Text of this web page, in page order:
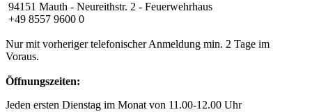
94151 Mauth - Neureithstr. 2 - Feuerwehrhaus
+49 8557 9600 0
Nur mit vorheriger telefonischer Anmeldung min. 2 Tage im
Voraus.
Öffnungszeiten:
Jeden ersten Dienstag im Monat von 11.00-12.00 Uhr